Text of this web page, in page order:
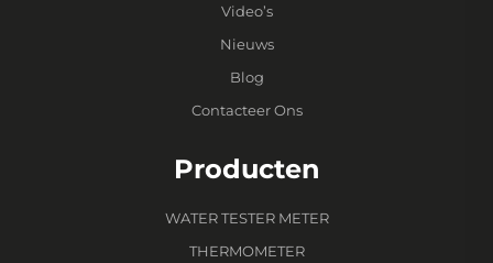
Video’s
Nieuws
Blog
Contacteer Ons
Producten
WATER TESTER METER
THERMOMETER